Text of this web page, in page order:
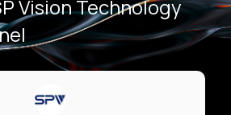
Vision Technology